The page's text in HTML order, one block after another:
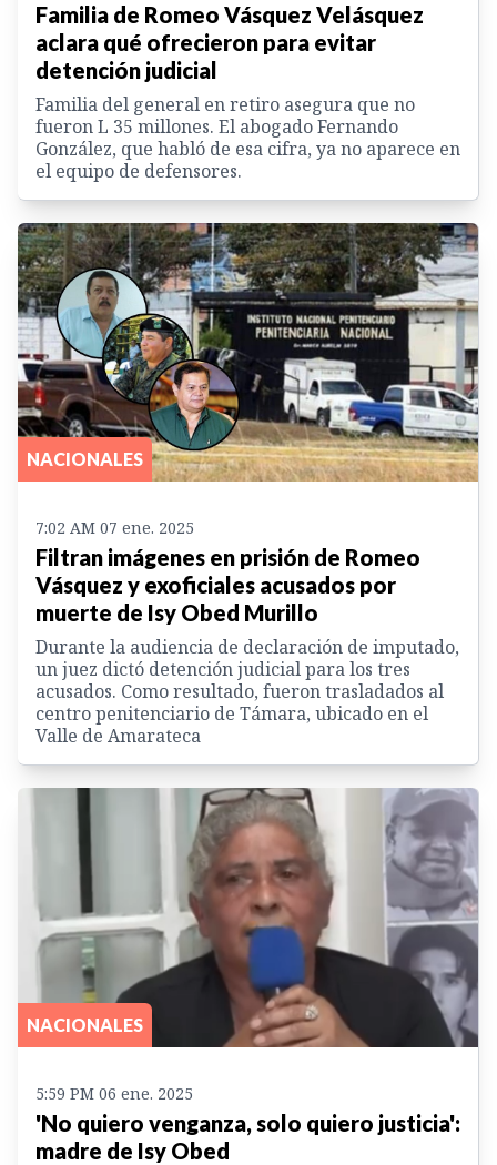
Familia de Romeo Vásquez Velásquez
aclara qué ofrecieron para evitar
detención judicial
Familia del general en retiro asegura que no
fueron L 35 millones. El abogado Fernando
González, que habló de esa cifra, ya no aparece en
el equipo de defensores.
NACIONALES
7:02 AM 07 ene. 2025
Filtran imágenes en prisión de Romeo
Vásquez y exoficiales acusados por
muerte de Isy Obed Murillo
Durante la audiencia de declaración de imputado,
un juez dictó detención judicial para los tres
acusados. Como resultado, fueron trasladados al
centro penitenciario de Támara, ubicado en el
Valle de Amarateca
NACIONALES
5:59 PM 06 ene. 2025
'No quiero venganza, solo quiero justicia':
madre de Isy Obed